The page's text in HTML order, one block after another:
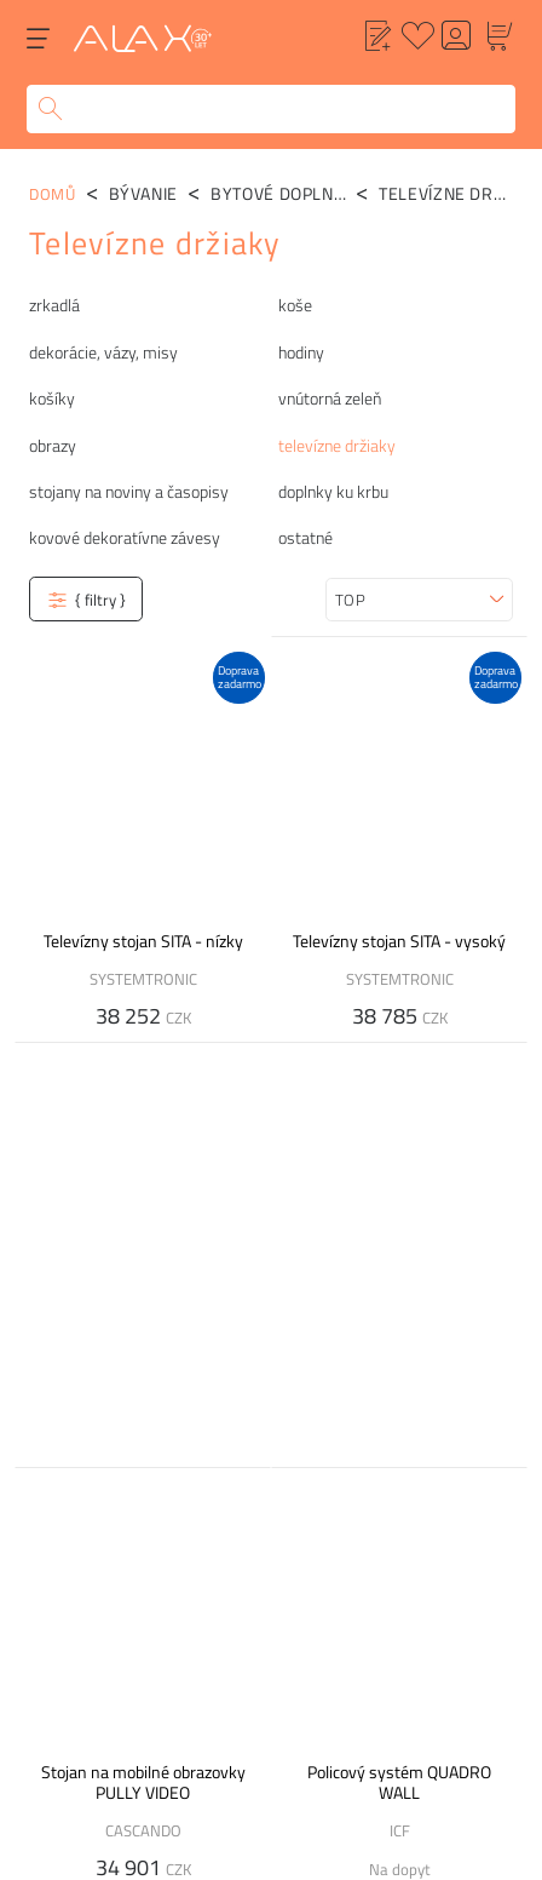
Kategórie
zrkadlá
koše
dekorácie, vázy, misy
hodiny
košíky
vnútorná zeleň
obrazy
televízne držiaky
stojany na noviny a časopisy
doplnky ku krbu
kovové dekoratívne závesy
ostatné
DOMŮ BÝVANIE BYTOVÉ DOPLNKY TELEVÍZNE DRŽIAKY
Televízne držiaky
{ filtry } Zoradiť
Doprava
zadarmo
Televízny stojan SITA - nízky
SYSTEMTRONIC
38 252 CZK
Doprava
zadarmo
Televízny stojan SITA - vysoký
SYSTEMTRONIC
38 785 CZK
Stojan na mobilné obrazovky
PULLY VIDEO
CASCANDO
34 901 CZK
Policový systém QUADRO
WALL
ICF
Na dopyt